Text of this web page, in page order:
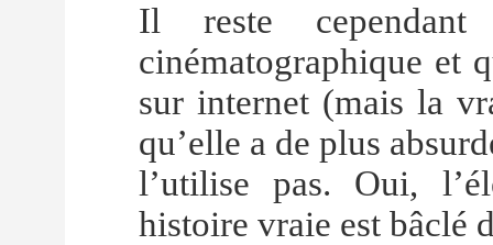
Il reste
cinématographique et
sur internet (mais la
qu’elle a de plus
l’utilise pas. Oui,
histoire vraie est bâclé